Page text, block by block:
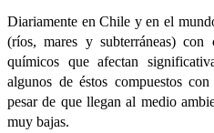
Diariamente en Chile y en el
(ríos, mares y subterráneas)
químicos que afectan
algunos de éstos compuestos
pesar de que llegan al medio
muy bajas.